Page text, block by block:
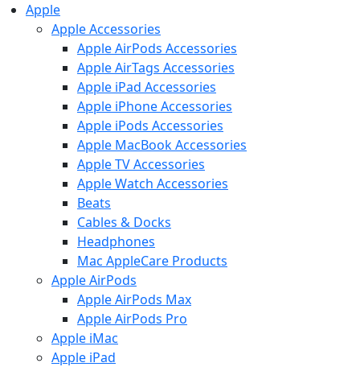
Apple
Apple Accessories
Apple AirPods Accessories
Apple AirTags Accessories
Apple iPad Accessories
Apple iPhone Accessories
Apple iPods Accessories
Apple MacBook Accessories
Apple TV Accessories
Apple Watch Accessories
Beats
Cables & Docks
Headphones
Mac AppleCare Products
Apple AirPods
Apple AirPods Max
Apple AirPods Pro
Apple iMac
Apple iPad